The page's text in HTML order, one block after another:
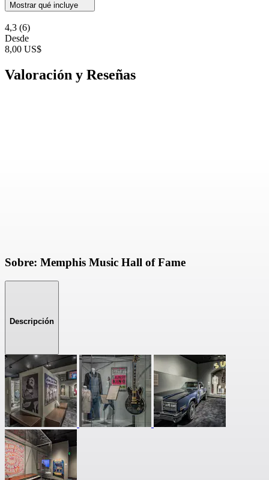
Mostrar qué incluye
4,3 (6)
Desde
8,00 US$
Valoración y Reseñas
Sobre: Memphis Music Hall of Fame
Descripción